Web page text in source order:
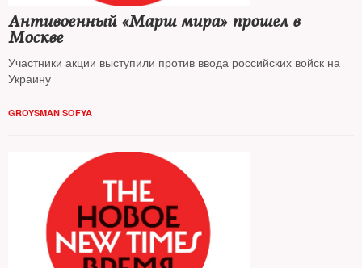
Антивоенный «Марш мира» прошел в
Москве
Участники акции выступили против ввода российских войск на
Украину
GROYSMAN SOFYA